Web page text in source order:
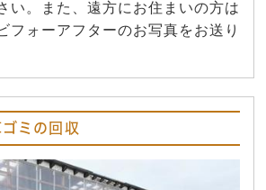
い。また、遠方にお住まいの方は
フォーアフターのお写真をお送り
ゴミの回収